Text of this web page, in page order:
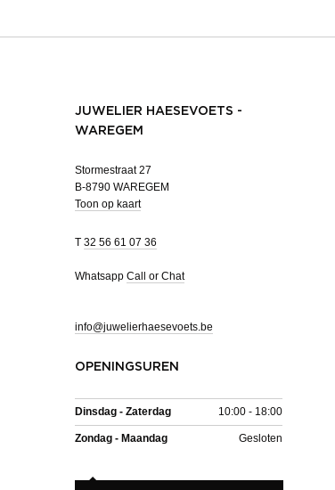
JUWELIER HAESEVOETS -
WAREGEM
Stormestraat 27
B-8790 WAREGEM
Toon op kaart
T 32 56 61 07 36
Whatsapp Call or Chat
info@juwelierhaesevoets.be
OPENINGSUREN
Dinsdag - Zaterdag 10:00 - 18:00
Zondag - Maandag Gesloten